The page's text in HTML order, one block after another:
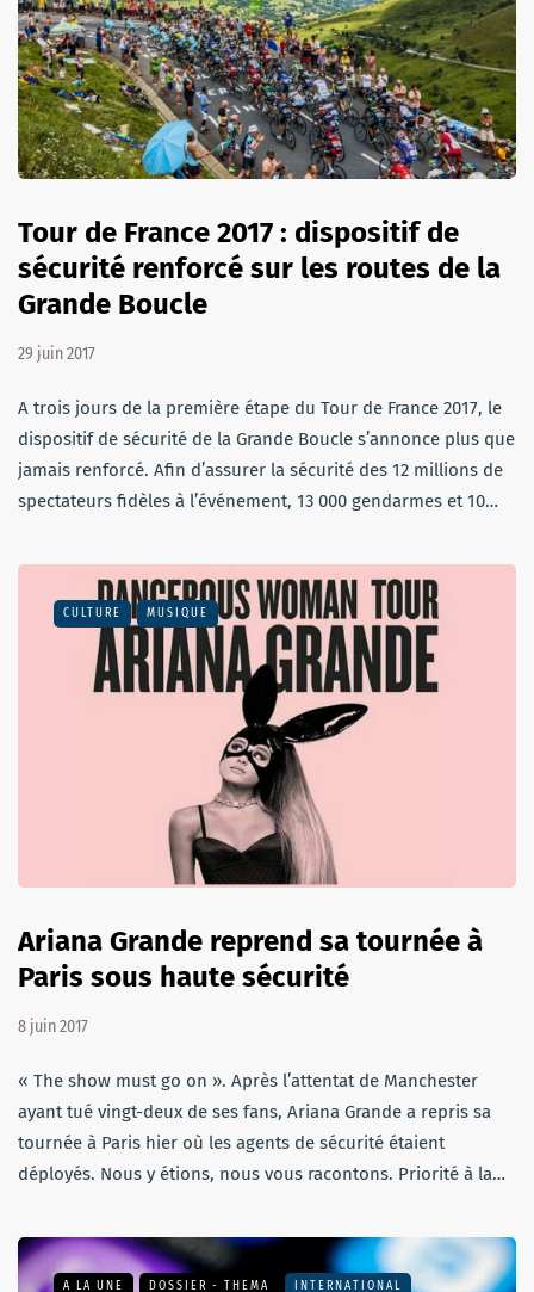
Tour de France 2017 : dispositif de
sécurité renforcé sur les routes de la
Grande Boucle
29 juin 2017
A trois jours de la première étape du Tour de France 2017, le
dispositif de sécurité de la Grande Boucle s’annonce plus que
jamais renforcé. Afin d’assurer la sécurité des 12 millions de
spectateurs fidèles à l’événement, 13 000 gendarmes et 10…
CULTURE MUSIQUE
Ariana Grande reprend sa tournée à
Paris sous haute sécurité
8 juin 2017
« The show must go on ». Après l’attentat de Manchester
ayant tué vingt-deux de ses fans, Ariana Grande a repris sa
tournée à Paris hier où les agents de sécurité étaient
déployés. Nous y étions, nous vous racontons. Priorité à la…
A LA UNE DOSSIER - THEMA INTERNATIONAL